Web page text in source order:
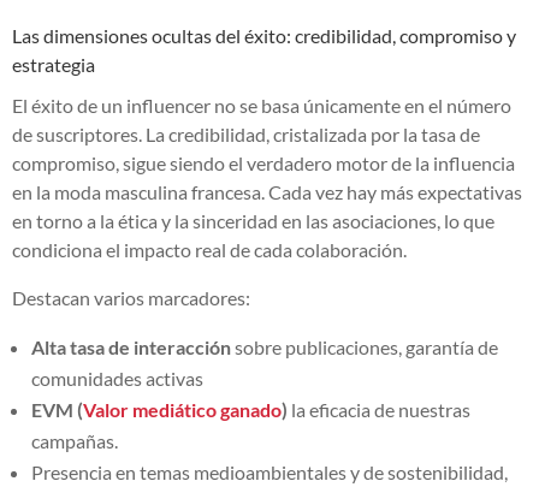
Las dimensiones ocultas del éxito: credibilidad, compromiso y
estrategia
El éxito de un influencer no se basa únicamente en el número
de suscriptores. La credibilidad, cristalizada por la tasa de
compromiso, sigue siendo el verdadero motor de la influencia
en la moda masculina francesa. Cada vez hay más expectativas
en torno a la ética y la sinceridad en las asociaciones, lo que
condiciona el impacto real de cada colaboración.
Destacan varios marcadores:
Alta tasa de interacciónsobre publicaciones, garantía de
comunidades activas
EVM (Valor mediático ganado) la eficacia de nuestras
campañas.
Presencia en temas medioambientales y de sostenibilidad,